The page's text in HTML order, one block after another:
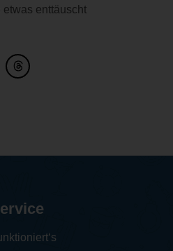
etwas enttäuscht